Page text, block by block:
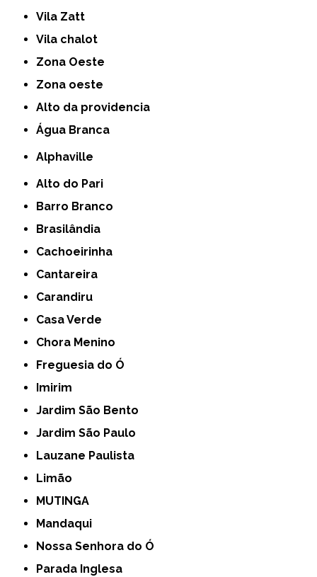
Vila Zatt
Vila chalot
Zona Oeste
Zona oeste
alto da providencia
Água Branca
Alphaville
Alto do Pari
Barro Branco
Brasilândia
Cachoeirinha
Cantareira
Carandiru
Casa Verde
Chora Menino
Freguesia do Ó
Imirim
Jardim São Bento
Jardim São Paulo
Lauzane Paulista
Limão
MUTINGA
Mandaqui
Nossa Senhora do Ó
Parada Inglesa